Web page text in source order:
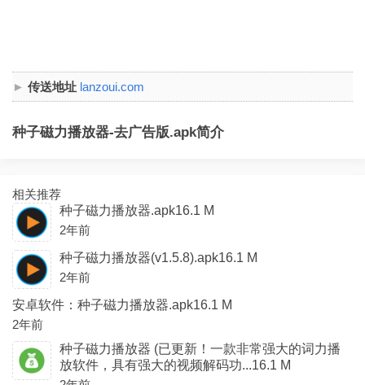
传送地址 lanzoui.com
种子磁力播放器-去广告版.apk简介
相关推荐
种子磁力播放器.apk16.1 M
2年前
种子磁力播放器(v1.5.8).apk16.1 M
2年前
安卓软件：种子磁力播放器.apk16.1 M
2年前
种子磁力播放器 (已更新！一款非常强大的词力播
放软件，具有强大的视频解码功...16.1 M